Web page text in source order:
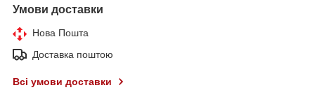
Умови доставки
Нова Пошта
Доставка поштою
Всі умови доставки